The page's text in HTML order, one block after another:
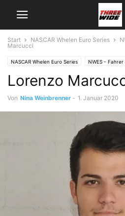
Start NASCAR Whelen Euro Series
Marcucci
NASCAR Whelen Euro Series NWES - Fahrer
Lorenzo
Von Nina Weinbrenner - 1. Januar 2020